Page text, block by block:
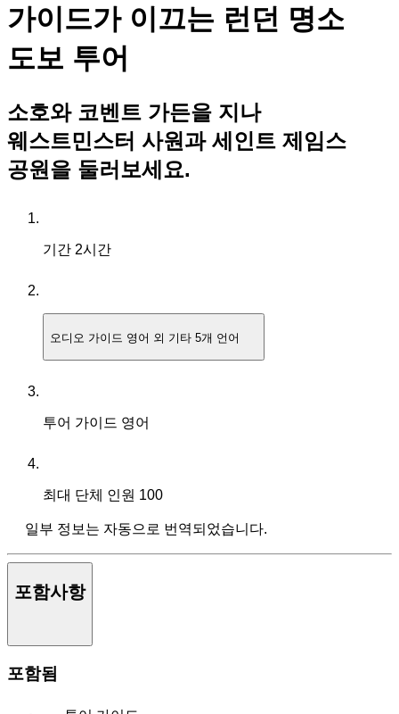
가이드가 이끄는 런던 명소
도보 투어
소호와 코벤트 가든을 지나
웨스트민스터 사원과 세인트 제임스
공원을 둘러보세요.
기간 2시간
오디오 가이드 영어 외 기타 5개 언어
투어 가이드 영어
최대 단체 인원 100
일부 정보는 자동으로 번역되었습니다.
포함사항
포함됨